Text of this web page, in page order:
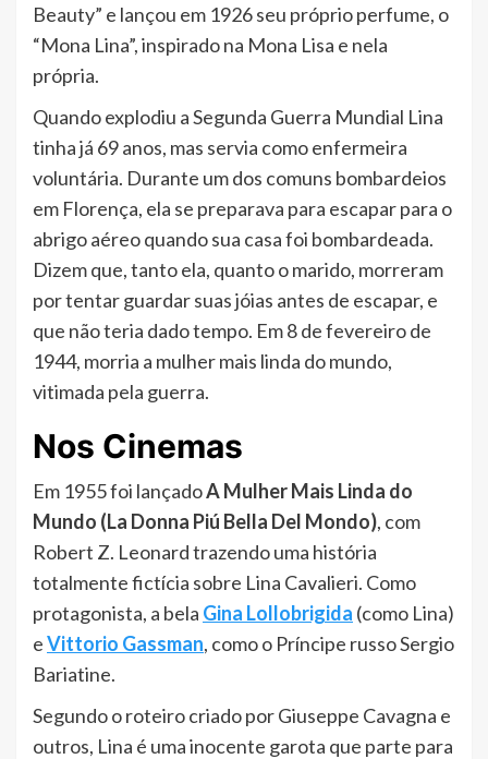
Beauty” e lançou em 1926 seu próprio perfume, o
“Mona Lina”, inspirado na Mona Lisa e nela
própria.
Quando explodiu a Segunda Guerra Mundial Lina
tinha já 69 anos, mas servia como enfermeira
voluntária. Durante um dos comuns bombardeios
em Florença, ela se preparava para escapar para o
abrigo aéreo quando sua casa foi bombardeada.
Dizem que, tanto ela, quanto o marido, morreram
por tentar guardar suas jóias antes de escapar, e
que não teria dado tempo. Em 8 de fevereiro de
1944, morria a mulher mais linda do mundo,
vitimada pela guerra.
Nos Cinemas
Em 1955 foi lançadoA Mulher Mais Linda do
Mundo (La Donna Piú Bella Del Mondo), com
Robert Z. Leonard trazendo uma história
totalmente fictícia sobre Lina Cavalieri. Como
protagonista, a bela Gina Lollobrigida (como Lina)
eVittorio Gassman, como o Príncipe russo Sergio
Bariatine.
Segundo o roteiro criado por Giuseppe Cavagna e
outros, Lina é uma inocente garota que parte para